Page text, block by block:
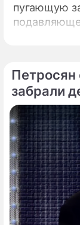
пугающую
не
скрытым
забрали